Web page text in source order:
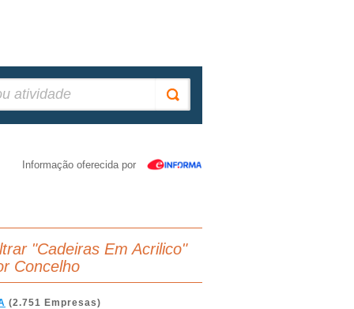
Informação oferecida por
"Cadeiras Em Acrilico"
Concelho
(2.751 Empresas)